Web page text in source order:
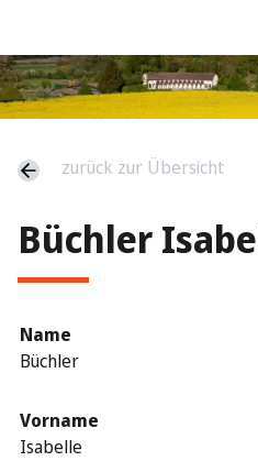
zurück zur Übersicht
Büchler
Name
Büchler
Vorname
Isabelle